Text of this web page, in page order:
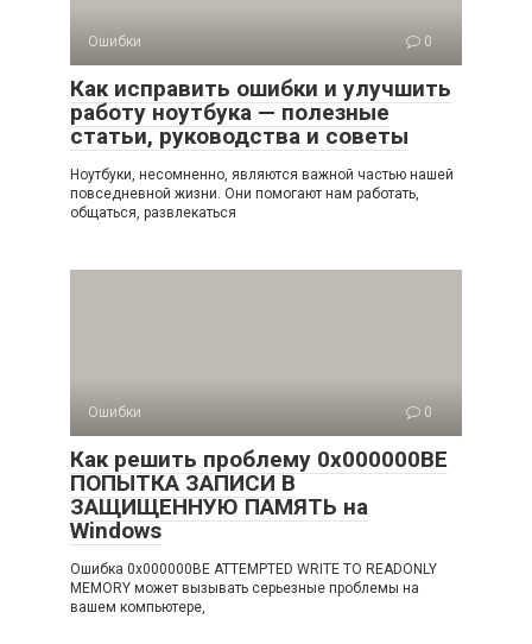
Ошибки 0
Как исправить ошибки и улучшить
работу ноутбука — полезные
статьи, руководства и советы
Ноутбуки, несомненно, являются важной частью нашей
повседневной жизни. Они помогают нам работать,
общаться, развлекаться
Ошибки 0
Как решить проблему 0x000000BE
ПОПЫТКА ЗАПИСИ В
ЗАЩИЩЕННУЮ ПАМЯТЬ на
Windows
Ошибка 0x000000BE ATTEMPTED WRITE TO READONLY
MEMORY может вызывать серьезные проблемы на
вашем компьютере,